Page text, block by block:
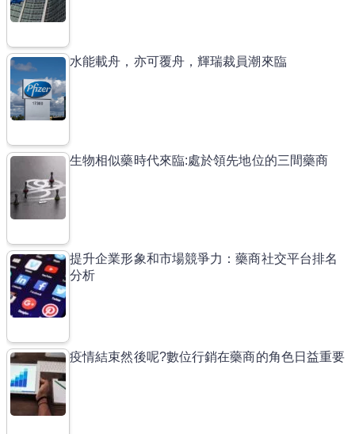
水能載舟，亦可覆舟，輝瑞裁員潮來臨
生物相似藥時代來臨:處於領先地位的三間藥商
提升企業形象和市場競爭力：藥商社交平台排名
分析
疫情結束然後呢?數位行銷在藥商的角色日益重要